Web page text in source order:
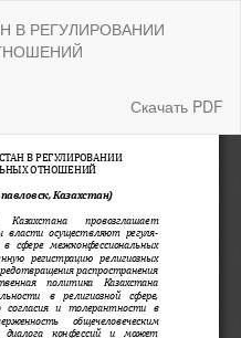
В РЕГУЛИРОВАНИИ
Скачать
Скачать PDF